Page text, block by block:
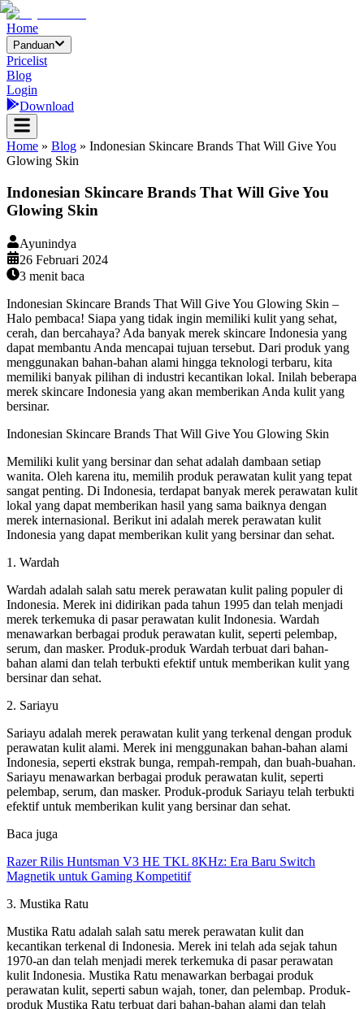
Home
Panduan
Pricelist
Blog
Login
Download
Home » Blog » Indonesian Skincare Brands That Will Give You
Glowing Skin
Indonesian Skincare Brands That Will Give You
Glowing Skin
Ayunindya
26 Februari 2024
3 menit baca
Indonesian Skincare Brands That Will Give You Glowing Skin –
Halo pembaca! Siapa yang tidak ingin memiliki kulit yang sehat,
cerah, dan bercahaya? Ada banyak merek skincare Indonesia yang
dapat membantu Anda mencapai tujuan tersebut. Dari produk yang
menggunakan bahan-bahan alami hingga teknologi terbaru, kita
memiliki banyak pilihan di industri kecantikan lokal. Inilah beberapa
merek skincare Indonesia yang akan memberikan Anda kulit yang
bersinar.
Indonesian Skincare Brands That Will Give You Glowing Skin
Memiliki kulit yang bersinar dan sehat adalah dambaan setiap
wanita. Oleh karena itu, memilih produk perawatan kulit yang tepat
sangat penting. Di Indonesia, terdapat banyak merek perawatan kulit
lokal yang dapat memberikan hasil yang sama baiknya dengan
merek internasional. Berikut ini adalah merek perawatan kulit
Indonesia yang dapat memberikan kulit yang bersinar dan sehat.
1. Wardah
Wardah adalah salah satu merek perawatan kulit paling populer di
Indonesia. Merek ini didirikan pada tahun 1995 dan telah menjadi
merek terkemuka di pasar perawatan kulit Indonesia. Wardah
menawarkan berbagai produk perawatan kulit, seperti pelembap,
serum, dan masker. Produk-produk Wardah terbuat dari bahan-
bahan alami dan telah terbukti efektif untuk memberikan kulit yang
bersinar dan sehat.
2. Sariayu
Sariayu adalah merek perawatan kulit yang terkenal dengan produk
perawatan kulit alami. Merek ini menggunakan bahan-bahan alami
Indonesia, seperti ekstrak bunga, rempah-rempah, dan buah-buahan.
Sariayu menawarkan berbagai produk perawatan kulit, seperti
pelembap, serum, dan masker. Produk-produk Sariayu telah terbukti
efektif untuk memberikan kulit yang bersinar dan sehat.
Baca juga
Razer Rilis Huntsman V3 HE TKL 8KHz: Era Baru Switch
Magnetik untuk Gaming Kompetitif
3. Mustika Ratu
Mustika Ratu adalah salah satu merek perawatan kulit dan
kecantikan terkenal di Indonesia. Merek ini telah ada sejak tahun
1970-an dan telah menjadi merek terkemuka di pasar perawatan
kulit Indonesia. Mustika Ratu menawarkan berbagai produk
perawatan kulit, seperti sabun wajah, toner, dan pelembap. Produk-
produk Mustika Ratu terbuat dari bahan-bahan alami dan telah